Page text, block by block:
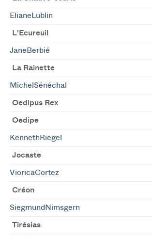
ElianeLublin
L'Ecureuil
JaneBerbié
La Rainette
MichelSénéchal
Oedipus Rex
Oedipe
KennethRiegel
Jocaste
VioricaCortez
Créon
SiegmundNimsgern
Tirésias